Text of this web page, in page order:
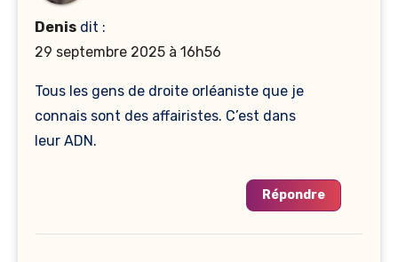
Denis dit :
29 septembre 2025 à 16h56
Tous les gens de droite orléaniste que je
connais sont des affairistes. C’est dans
leur ADN.
Répondre